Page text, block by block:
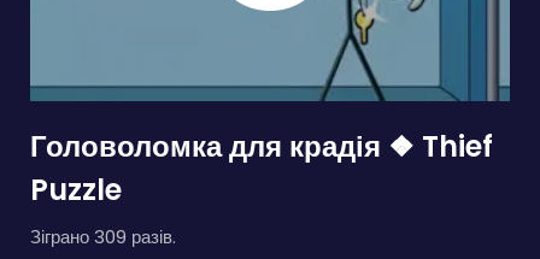
Головоломка для крадія ❖ Thief
Puzzle
Зіграно 309 разів.